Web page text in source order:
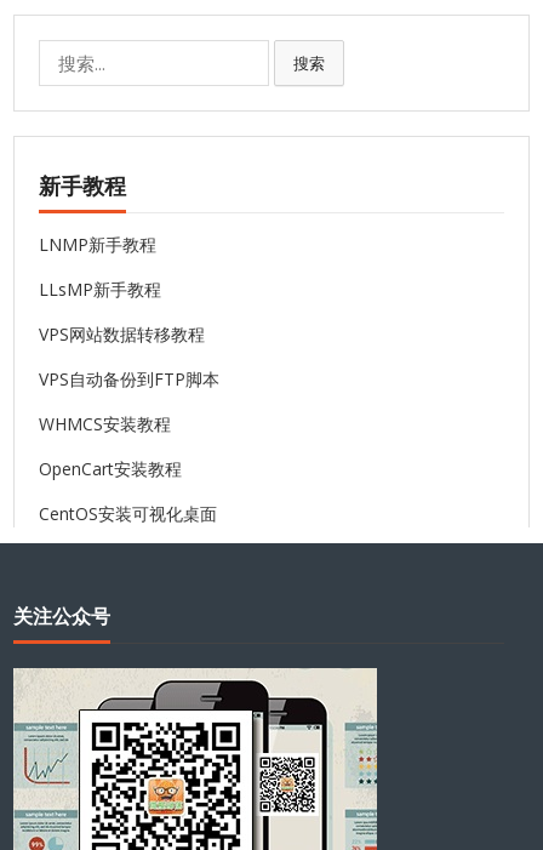
搜索
新手教程
LNMP新手教程
LLsMP新手教程
VPS网站数据转移教程
VPS自动备份到FTP脚本
WHMCS安装教程
OpenCart安装教程
CentOS安装可视化桌面
关注公众号